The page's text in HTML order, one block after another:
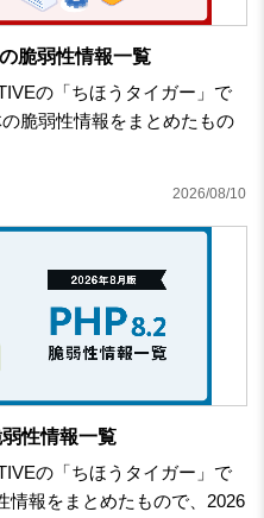
脆弱性情報一覧
の「ちほうタイガー」で
脆弱性情報をまとめたもの
2026/08/10
性情報一覧
の「ちほうタイガー」で
情報をまとめたもので、2026